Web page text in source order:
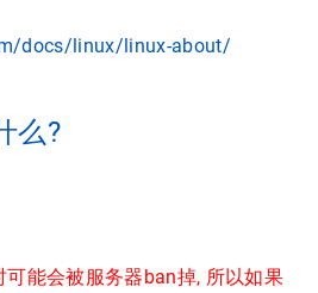
docs/linux/linux-about/
么?
能会被服务器ban掉, 所以如果